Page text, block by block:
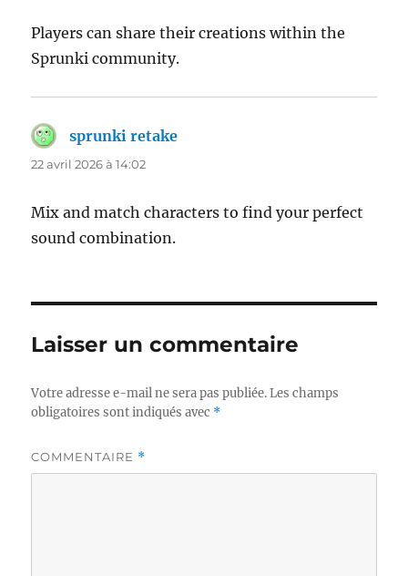
Players can share their creations within the
Sprunki community.
sprunki retake
22 avril 2026 à 14:02
Mix and match characters to find your perfect
sound combination.
Laisser un commentaire
Votre adresse e-mail ne sera pas publiée. Les champs
obligatoires sont indiqués avec *
COMMENTAIRE *